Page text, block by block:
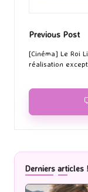
Post
Previous Post
[Cinéma] Le Roi
réalisation
Derniers articles !